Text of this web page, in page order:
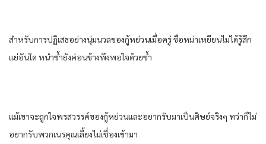
สำหรับ​การ​ปฏิเสธอย่าง​นุ่มนวล​ของ​กู้​หย่วน​เมื่อ​ครู่​ ซือ​หม่า​เหยียน​ไม่ได้​รู้สึก​
แย่​อัน​ใด​ หนำซ้ำ​ยัง​ค่อนข้าง​พึงพอใจ​ด้วยซ้ำ​
แม้เขา​จะถูกใจ​พรสวรรค์​ของ​กู้​หย่วน​และ​อยาก​รับ​มาเป็น​ศิษย์​จริงๆ​ ทว่า​ก็​ไม่
อยาก​รับ​พวก​เนรคุณ​เลี้ยงไม่เชื่อง​เข้ามา​